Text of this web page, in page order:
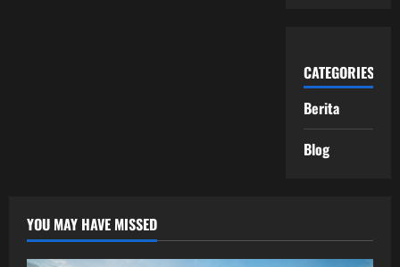
CATEGORIES
Berita
Blog
YOU MAY HAVE MISSED